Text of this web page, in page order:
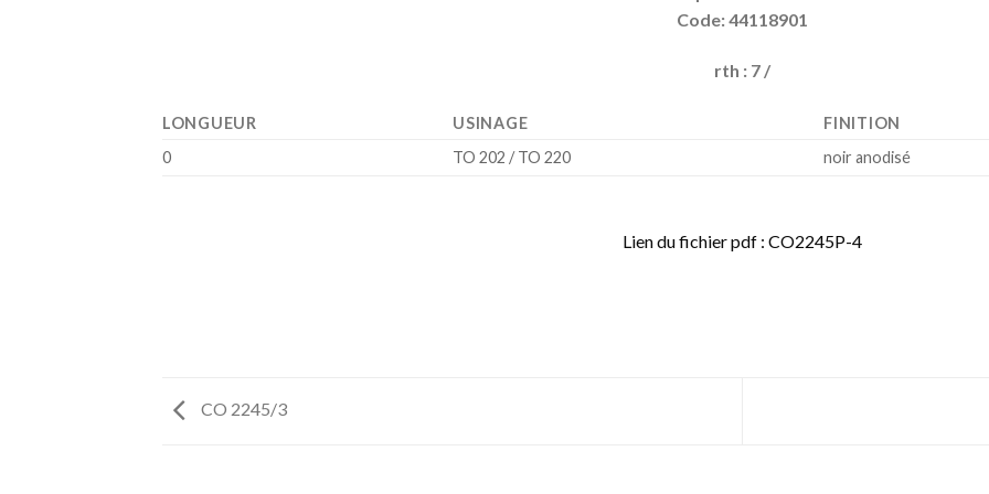
Code: 44118901
rth : 7 /
LONGUEUR USINAGE
FINITION
0
TO 202 / TO 220 noir anodisé
Lien du fichier pdf : CO2245P-4
CO 2245/3